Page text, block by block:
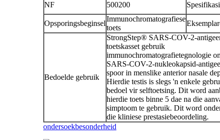
NF 500200
Opsporingsbeginsel
Immunochromatografiese
toets
Bedoelde gebruik
StrongStep® SARS-COV-2-
toetskasset gebruik
immunochromatografietegnologie
SARS-COV-2-nukleokapsid-
spoor in menslike anterior nasale
Hierdie testis is slegs 'n enkele
bedoel vir selftoetsing. Dit word
hierdie toets binne 5 dae na die
simptoom te gebruik. Dit word
die kliniese prestasiebeoordeling.
ondersoekbesonderheid